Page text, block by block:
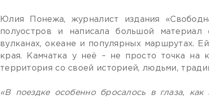
Юлия Понежа, журналист издания
полуостров и написала большой
вулканах, океане и популярных маршрутах.
края. Камчатка у неё – не просто точка на
территория со своей историей, людьми,
«В поездке особенно бросалось в глаза,